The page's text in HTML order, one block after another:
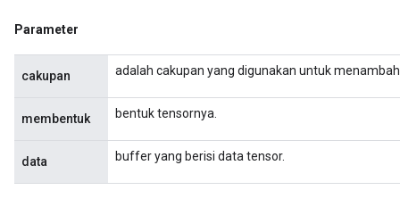
Parameter
cakupan adalah cakupan yang digunakan untuk
membentuk bentuk tensornya.
data buffer yang berisi data tensor.